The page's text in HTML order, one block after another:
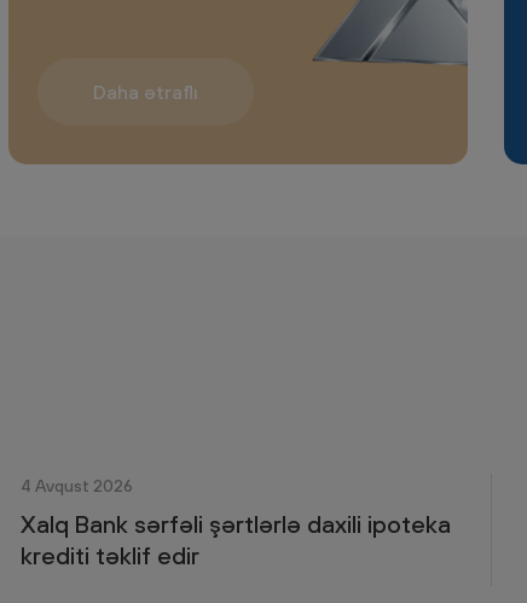
Daha ətraflı
4 Avqust 2026
Xalq Bank sərfəli şərtlərlə daxili ipoteka
krediti təklif edir